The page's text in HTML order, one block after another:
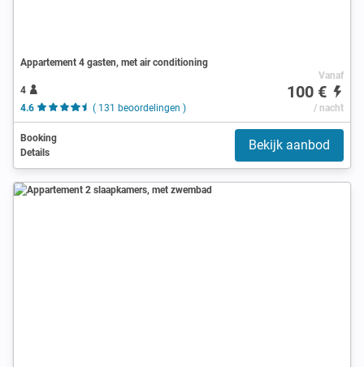
Appartement 4 gasten, met air conditioning
4
4.6
( 131 beoordelingen )
Vanaf
100 €
/ nacht
Booking
Details
Bekijk aanbod